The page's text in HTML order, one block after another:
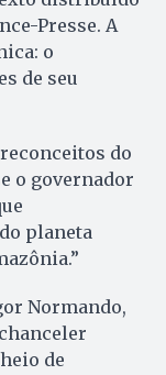
Presse. A
o
de seu
do
o governador
planeta
Normando,
de